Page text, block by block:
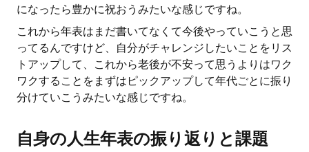
になったら豊かに祝おうみたいな感じですね。
これから年表はまだ書いてなくて今後やっていこうと思
ってるんですけど、自分がチャレンジしたいことをリス
トアップして、これから老後が不安って思うよりはワク
ワクすることをまずはピックアップして年代ごとに振り
分けていこうみたいな感じですね。
自身の人生年表の振り返りと課題